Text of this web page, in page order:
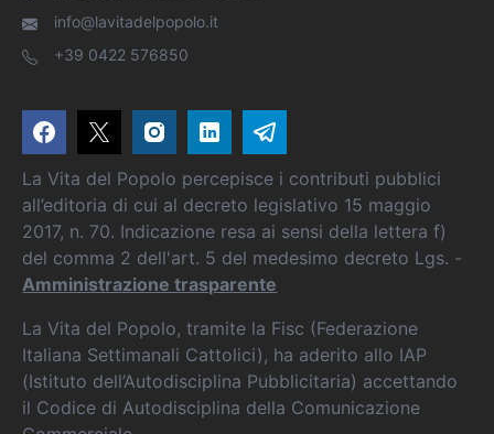
info@lavitadelpopolo.it
+39 0422 576850
La Vita del Popolo percepisce i contributi pubblici
all’editoria di cui al decreto legislativo 15 maggio
2017, n. 70. Indicazione resa ai sensi della lettera f)
del comma 2 dell'art. 5 del medesimo decreto Lgs. -
Amministrazione trasparente
La Vita del Popolo, tramite la Fisc (Federazione
Italiana Settimanali Cattolici), ha aderito allo IAP
(Istituto dell’Autodisciplina Pubblicitaria) accettando
il Codice di Autodisciplina della Comunicazione